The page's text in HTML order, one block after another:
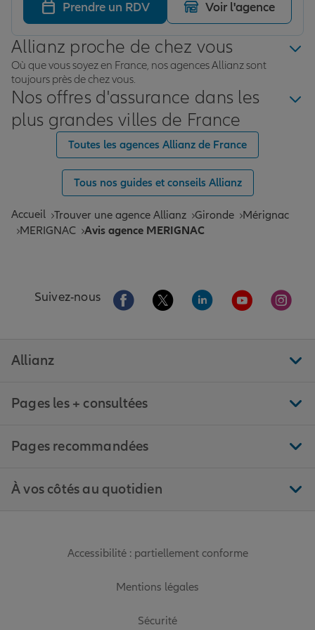
Prendre un RDV Voir l'agence
Allianz proche de chez vous
Où que vous soyez en France, nos agences Allianz sont
toujours près de chez vous.
Nos offres d'assurance dans les
plus grandes villes de France
Toutes les agences Allianz de France
Tous nos guides et conseils Allianz
Accueil Trouver une agence Allianz Gironde
Mérignac
MERIGNAC Avis agence MERIGNAC
Suivez-nous Aller sur la page Facebook de Allianz
Aller sur la page Twitter de
Aller sur la page
Aller sur la
Aller
Allianz
Pages les + consultées
Pages recommandées
À vos côtés au quotidien
Accessibilité : partiellement conforme
Mentions légales
Sécurité